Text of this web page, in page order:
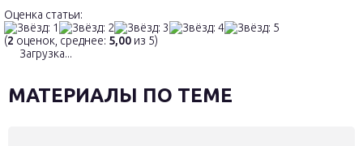
Оценка статьи:
(2 оценок, среднее: 5,00 из 5)
Загрузка...
МАТЕРИАЛЫ ПО ТЕМЕ